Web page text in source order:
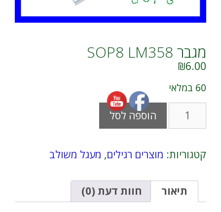
מגבר SOP8 LM358
₪6.00
60 במלאי
כמות
מגבר
LM358
הוספה לסל
r
n
t
i
v
קטגוריות: מוצרים רגילים, מעגל משולב
תיאור חוות דעת (0)